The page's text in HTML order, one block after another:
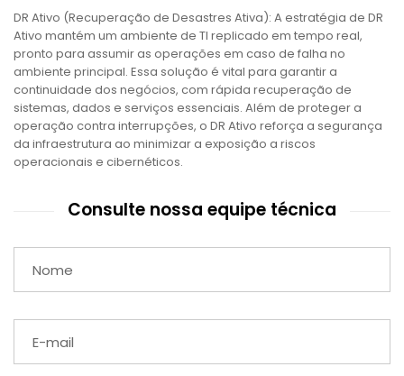
DR Ativo (Recuperação de Desastres Ativa): A estratégia de DR
Ativo mantém um ambiente de TI replicado em tempo real,
pronto para assumir as operações em caso de falha no
ambiente principal. Essa solução é vital para garantir a
continuidade dos negócios, com rápida recuperação de
sistemas, dados e serviços essenciais. Além de proteger a
operação contra interrupções, o DR Ativo reforça a segurança
da infraestrutura ao minimizar a exposição a riscos
operacionais e cibernéticos.
Consulte nossa equipe técnica